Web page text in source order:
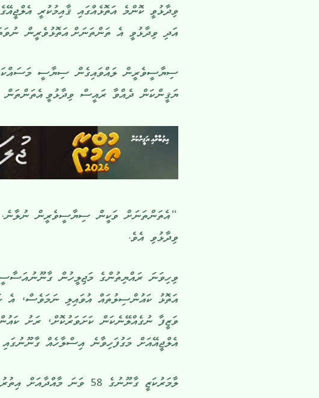
ވިދާޅުވީ ކޮންމެ އަތޮޅެއްގައި ޤާއިމުކުރީ
އަދި ވިދާޅުވީ އެ ތަންތަނަށް އަތޮޅުވެރީން
ސިޔާސީވެރީން ލައްވައިގެން ސިޔާސީ
ޔަޤީންކަން ދެއްވާ ރައީސް ވިދާޅުވީ އެތަންތަން
“އެތަންތަނަށް ވަކީން ސިޔާސީވެރީން
ވިދާޅުވި އެވެ.
ވިހިވަނަ ރައްޔިތުންގެ މަޖިލީހުން
އަތޮޅު ކައުންސިލުތައް އުވައިލި ނަމަވެސް، އެ
ވަޒީފާ ނުގެއްލޭނެކަން ކަށަވަރުކޮށް، ރަށު
އެލްޖީއޭއަށް މަގުފަހިވާނެ އިސްލާހެއް ގާނޫނުގައި
ލާމަރުކަޒީ ގާނޫނުގެ 58 ވަނަ